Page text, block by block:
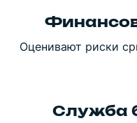
Оценивают риски
Служба